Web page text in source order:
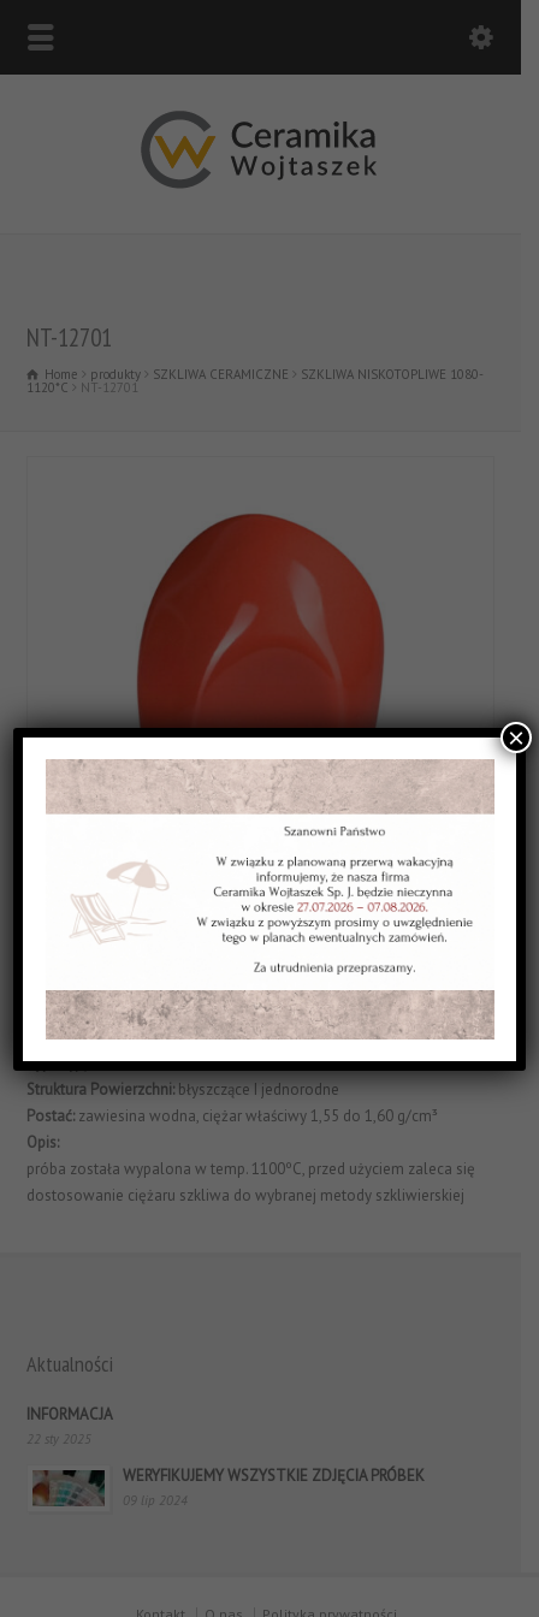
NT-12701
Home produkty SZKLIWA CERAMICZNE SZKLIWA NISKOTOPLIWE 1080-
1120*C NT-12701
SZKLIWA NISKOTOPLIWE 1080-1120*C
Kolor:czerwono - pomarańczowe
Typ:kryjące
Struktura Powierzchni:błyszczące I jednorodne
Postać:zawiesina wodna, ciężar właściwy 1,55 do 1,60 g/cm³
Opis:
próba została wypalona w temp. 1100ºC, przed użyciem zaleca się
dostosowanie ciężaru szkliwa do wybranej metody szkliwierskiej
Aktualności
INFORMACJA
22 sty 2025
WERYFIKUJEMY WSZYSTKIE ZDJĘCIA PRÓBEK
09 lip 2024
×